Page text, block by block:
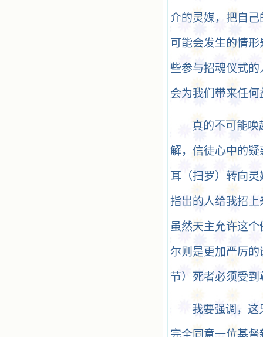
介的灵媒，把自
可能会发生的情
些参与招魂仪式
会为我们带来任何
真的不可能唤
解，信徒心中的
耳（扫罗）转向
指出的人给我招
虽然天主允许这
尔则是更加严厉的
节）死者必须受
我要强调，这
完全同意一位基